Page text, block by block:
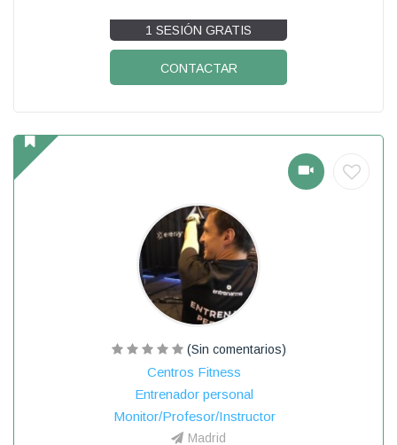
1 SESIÓN GRATIS
CONTACTAR
(Sin comentarios)
Centros Fitness
Entrenador personal
Monitor/Profesor/Instructor
Madrid